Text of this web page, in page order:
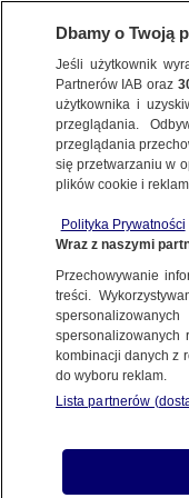
ŚRÓDMIEŚCIE
a czym
O stołecznej
Dariusz Gałązka
12.10.2024, 14:42
Dbamy o Twoją
Jeśli użytkownik
Partnerów IAB oraz
użytkownika i
przeglądania.
przeglądania
się przetwarzaniu w
plików cookie i
Polityka Prywatności
Wraz z naszymi
Przechowywanie
treści.
spersonalizowanych
kombinacji danych z
do wyboru reklam.
Lista partnerów